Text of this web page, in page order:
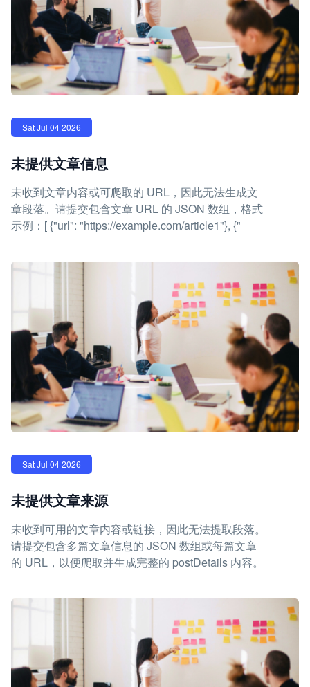
Sat Jul 04 2026
未提供文章信息
未收到文章内容或可爬取的 URL，因此无法生成文
章段落。请提交包含文章 URL 的 JSON 数组，格式
示例：[ {"url": "https://example.com/article1"}, {"
Sat Jul 04 2026
未提供文章来源
未收到可用的文章内容或链接，因此无法提取段落。
请提交包含多篇文章信息的 JSON 数组或每篇文章
的 URL，以便爬取并生成完整的 postDetails 内容。